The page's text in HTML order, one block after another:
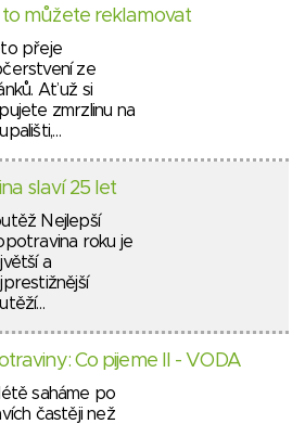
můžete reklamovat
přeje
ze
Ať už si
zmrzlinu na
slaví 25 let
Nejlepší
roku je
a
Co pijeme II - VODA
saháme po
častěji než